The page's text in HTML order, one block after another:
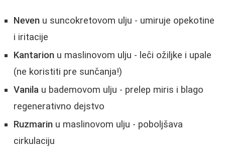
Neven u suncokretovom ulju - umiruje opekotine
i iritacije
Kantarion u maslinovom ulju - leči ožiljke i upale
(ne koristiti pre sunčanja!)
Vanila u bademovom ulju - prelep miris i blago
regenerativno dejstvo
Ruzmarin u maslinovom ulju - poboljšava
cirkulaciju